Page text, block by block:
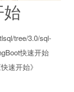
tree/3.0/sql-
快速开始
速开始》